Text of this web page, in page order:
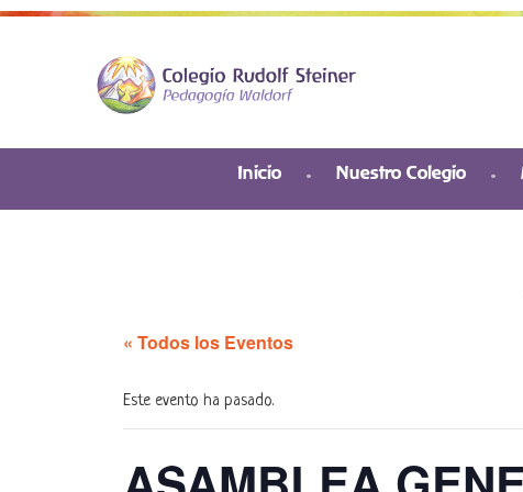
Inicio Nuestro Colegio
« Todos los Eventos
Este evento ha pasado.